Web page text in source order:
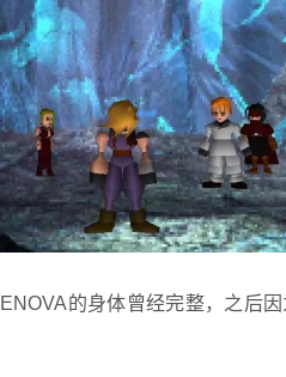
的身体曾经完整，之后